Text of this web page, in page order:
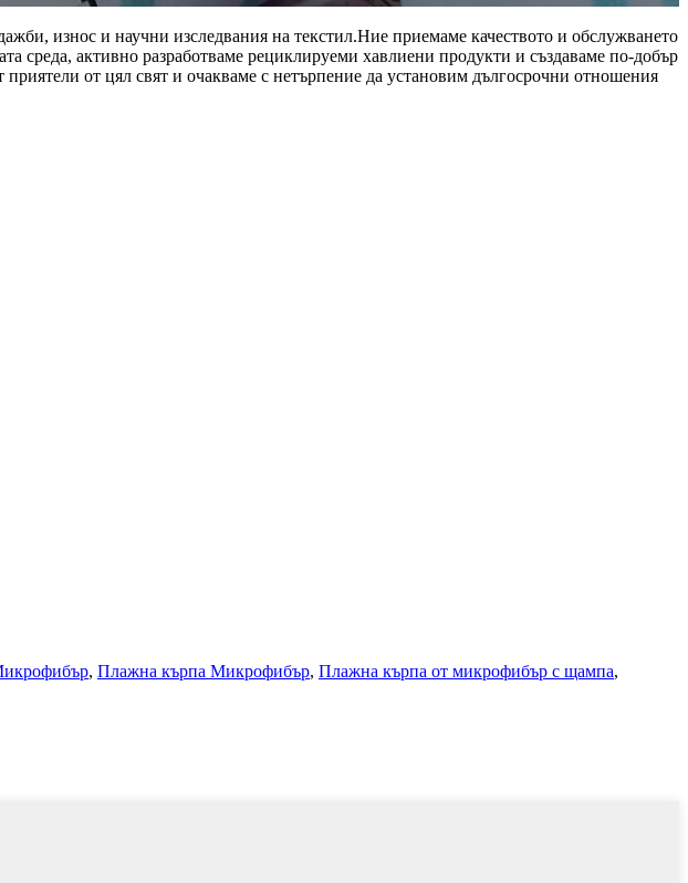
износ и научни изследвания на текстил.Ние приемаме качеството и обслужването
среда, активно разработваме рециклируеми хавлиени продукти и създаваме по-добър
от цял ​​свят и очакваме с нетърпение да установим дългосрочни отношения
, Плажна кърпа Микрофибър, Плажна кърпа от микрофибър с щампа,